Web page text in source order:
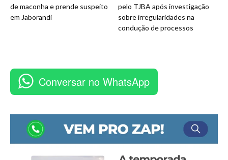
de maconha e prende suspeito
em Jaborandi
pelo TJBA após investigação
sobre irregularidades na
condução de processos
Conversar no WhatsApp